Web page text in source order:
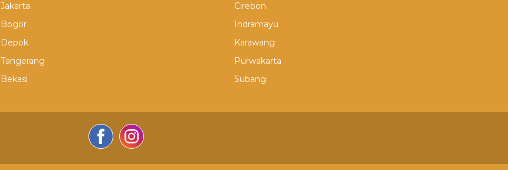
Jakarta
Bogor
Depok
Tangerang
Bekasi
Cirebon
Indramayu
Karawang
Purwakarta
Subang